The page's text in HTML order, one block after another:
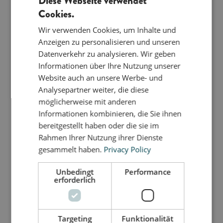
Sortieren
Weitere Filter anzeigen
Es wurden keine
Produkte gefunden, die
deiner Auswahl
entsprechen.
Press Play
Jedes Element der Kollektion ist so gestaltet, dass
es zu lustigen und anregenden Aktivitäten
Die Taumeltiere laden zu Spielen ein, die sowohl
DANISH
Cookies.
Wir verwenden Cookies, um Inhalte und
Anzeigen zu personalisieren und unseren
Datenverkehr zu analysieren. Wir geben
Informationen über Ihre Nutzung unserer
Website auch an unsere Werbe- und
Analysepartner weiter, die diese
möglicherweise mit anderen
Informationen kombinieren, die Sie ihnen
bereitgestellt haben oder die sie im
Rahmen Ihrer Nutzung ihrer Dienste
gesammelt haben. Privacy Policy
Unbedingt
erforderlich
Performance
Targeting Funktionalität